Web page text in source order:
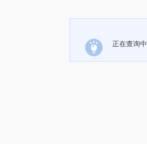
正在查询